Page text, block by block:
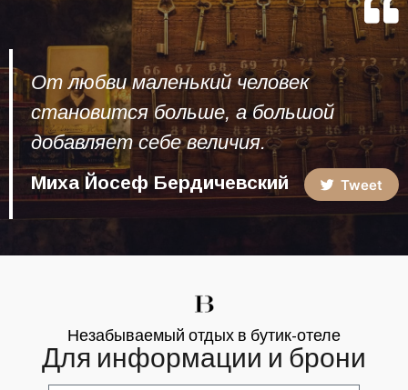
От любви маленький человек
становится больше, а большой
добавляет себе величия.
Миха Йосеф Бердичевский Tweet
Незабываемый отдых в бутик-отеле
Для информации и брони